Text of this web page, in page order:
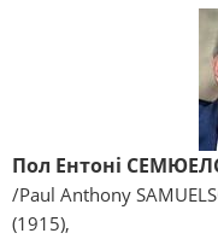
Пол Ентоні
/Paul Anthony
(1915),